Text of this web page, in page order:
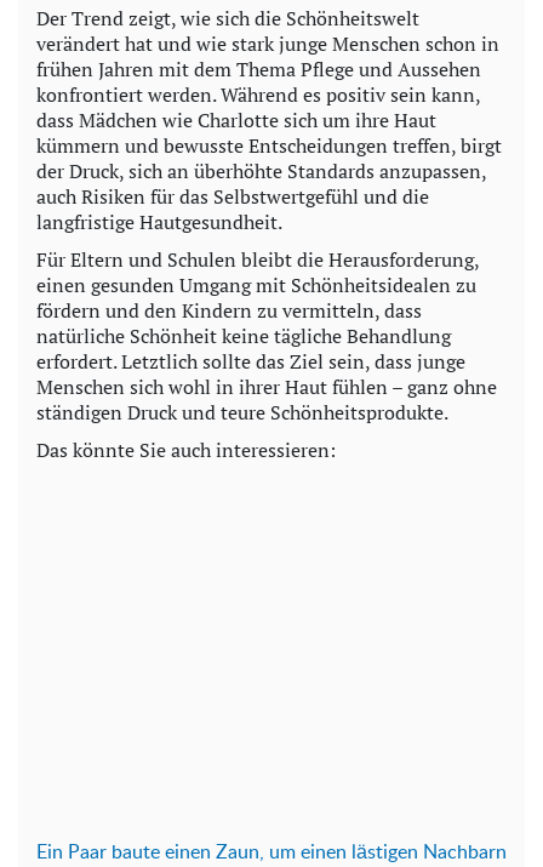
Der Trend zeigt, wie sich die Schönheitswelt
verändert hat und wie stark junge Menschen schon in
frühen Jahren mit dem Thema Pflege und Aussehen
konfrontiert werden. Während es positiv sein kann,
dass Mädchen wie Charlotte sich um ihre Haut
kümmern und bewusste Entscheidungen treffen, birgt
der Druck, sich an überhöhte Standards anzupassen,
auch Risiken für das Selbstwertgefühl und die
langfristige Hautgesundheit.
Für Eltern und Schulen bleibt die Herausforderung,
einen gesunden Umgang mit Schönheitsidealen zu
fördern und den Kindern zu vermitteln, dass
natürliche Schönheit keine tägliche Behandlung
erfordert. Letztlich sollte das Ziel sein, dass junge
Menschen sich wohl in ihrer Haut fühlen – ganz ohne
ständigen Druck und teure Schönheitsprodukte.
Das könnte Sie auch interessieren:
Ein Paar baute einen Zaun, um einen lästigen Nachbarn